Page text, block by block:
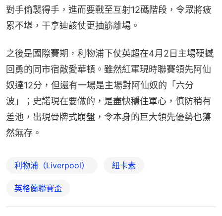
對手偷襲得手，進而要戰至互射12碼階段，令眾將疲
累不堪，干拿迪該仗更抽筋離場。
之後是國際賽期，利物浦下仗英超在4月2日主場硬撼
回勇的同市宿敵愛華頓。雖然紅軍現時聯賽領先阿仙
奴達12分，但還有一場是主場對阿仙奴的「六分
波」；史諾現在要做的，是盡快穩住軍心，慎防稍有
差池，出現骨牌式崩盤，令本身的巨大領先優勢也蕩
然無存。
利物浦（Liverpool） 紐卡素
英格蘭聯賽盃